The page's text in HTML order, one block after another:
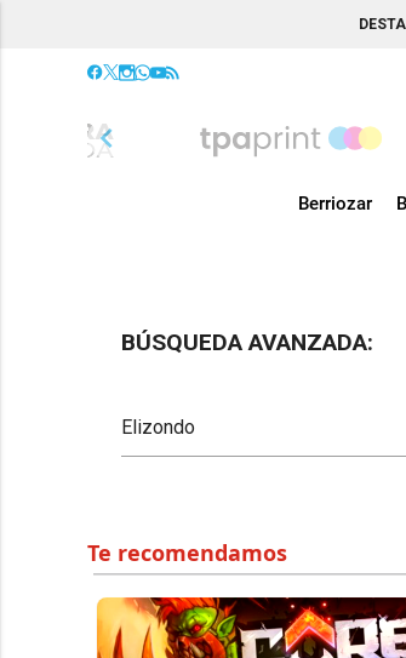
chevron_left
Berriozar
BÚSQUEDA AVANZADA: